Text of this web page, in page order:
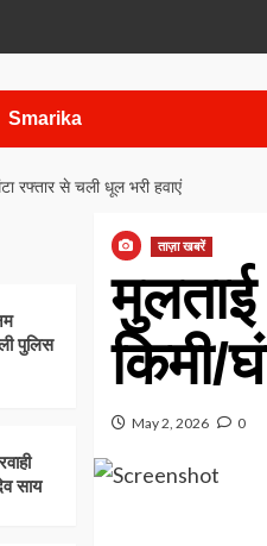
Smarika
रफ्तार से चली धूल भरी हवाएं
ताज़ा खबरें
किमी/
May 2, 2026 0
पुलिस
साय